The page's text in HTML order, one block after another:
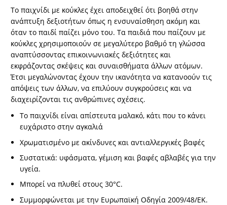
Το παιχνίδι με κούκλες έχει αποδειχθεί ότι βοηθά στην
ανάπτυξη δεξιοτήτων όπως η ενσυναίσθηση ακόμη και
όταν το παιδί παίζει μόνο του. Τα παιδιά που παίζουν με
κούκλες χρησιμοποιούν σε μεγαλύτερο βαθμό τη γλώσσα
αναπτύσσοντας επικοινωνιακές δεξιότητες και
εκφράζοντας σκέψεις και συναισθήματα άλλων ατόμων.
Έτσι μεγαλώνοντας έχουν την ικανότητα να κατανοούν τις
απόψεις των άλλων, να επιλύουν συγκρούσεις και να
διαχειρίζονται τις ανθρώπινες σχέσεις.
Το παιχνίδι είναι απίστευτα μαλακό, κάτι που το κάνει
ευχάριστο στην αγκαλιά
Χρωματισμένο με ακίνδυνες και αντιαλλεργικές βαφές
Συστατικά: υφάσματα, γέμιση και βαφές αβλαβές για την
υγεία.
Μπορεί να πλυθεί στους 30°C.
Συμμορφώνεται με την Ευρωπαϊκή Οδηγία 2009/48/ΕΚ.